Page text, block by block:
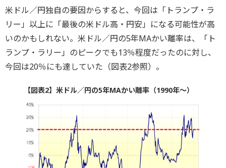
米ドル／円独自の要因からすると、今回は「トランプ・ラ
リー」以上に「最後の米ドル高・円安」になる可能性が高
いのかもしれない。米ドル／円の5年MAかい離率は、「ト
ランプ・ラリー」のピークでも13％程度だったのに対し、
今回は20％にも達していた（図表2参照）。
【図表2】米ドル／円の5年MAかい離率（1990年～）